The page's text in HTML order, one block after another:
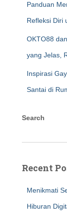
Panduan
Refleksi Diri
OKTO88
yang Jelas,
Inspirasi
Santai di
Search
Recent
Menikmati
Hiburan